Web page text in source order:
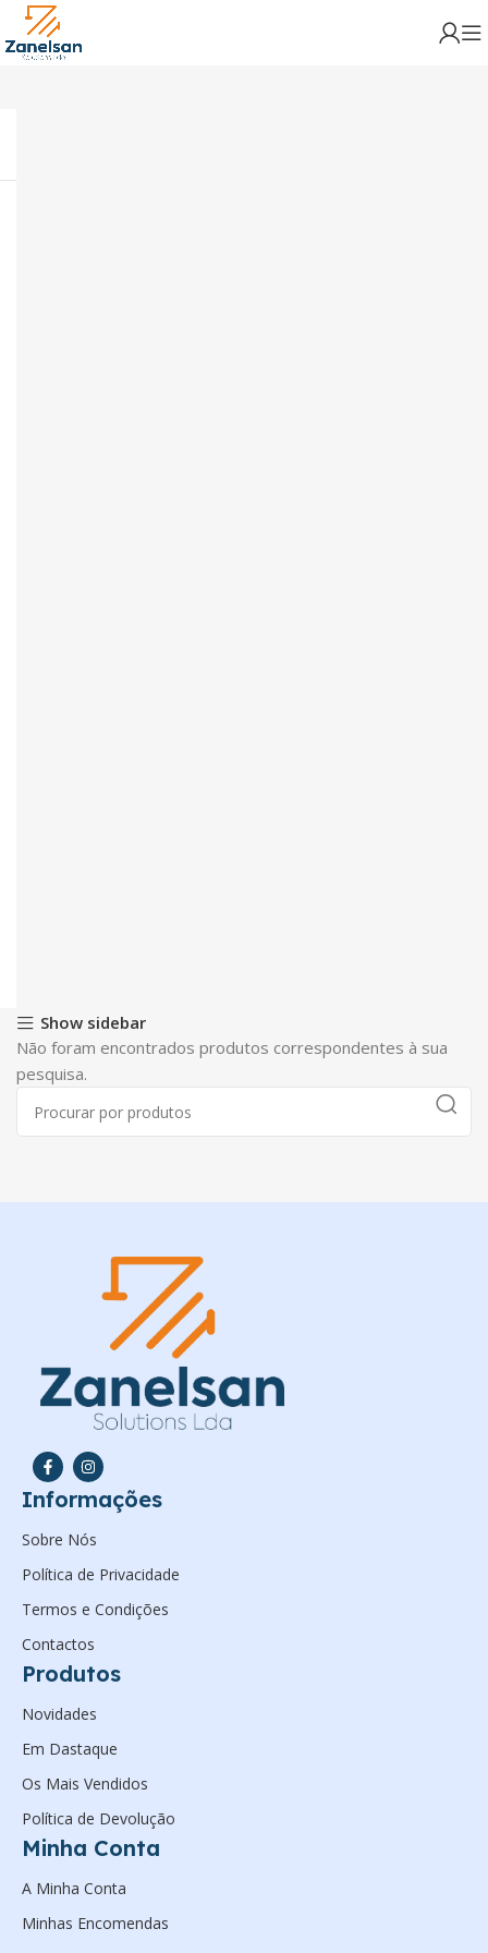
Show sidebar
Não foram encontrados produtos correspondentes à sua
pesquisa.
Informações
Sobre Nós
Política de Privacidade
Termos e Condições
Contactos
Produtos
Novidades
Em Dastaque
Os Mais Vendidos
Política de Devolução
Minha Conta
A Minha Conta
Minhas Encomendas